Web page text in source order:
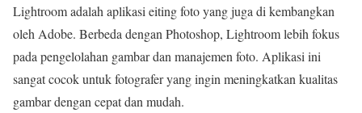
Lightroom adalah aplikasi eiting foto yang juga di kembangkan
oleh Adobe. Berbeda dengan Photoshop, Lightroom lebih fokus
pada pengelolahan gambar dan manajemen foto. Aplikasi ini
sangat cocok untuk fotografer yang ingin meningkatkan kualitas
gambar dengan cepat dan mudah.